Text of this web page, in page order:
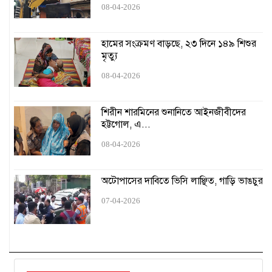
অবমাননাকর: চিফ প্রসিকিউটর
জুলাই-আগস্ট গণহত্যার ন্যায়বিচার দেখতে চাই: প্রধান বিচারপতি
ড. ইউনূসকে নিয়ে ভারতের জি নিউজের প্রতিবেদন বানোয়াট: প্রেস
উইং
সচিবালয়ে গেলেন ৪৩তম বিসিএসে বাদ পড়া ২৬৭ জন
আগস্টের পর ভারতে ঢুকতে গিয়ে আটকরা অধিকাংশ মুসলিম
08-04-2026
হামের সংক্রমণ বাড়ছে, ২৩ দিনে ১৪৯ শিশুর
মৃত্যু
08-04-2026
শিরীন শারমিনের শুনানিতে আইনজীবীদের
হট্টগোল, এ...
08-04-2026
অটোপাসের দাবিতে ভিসি লাঞ্ছিত, গাড়ি ভাঙচুর
07-04-2026